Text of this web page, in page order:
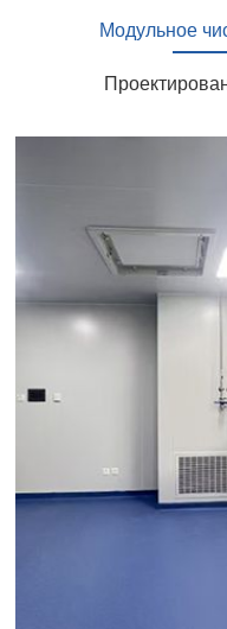
Модульное